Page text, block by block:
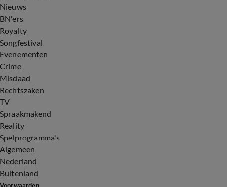
Nieuws
BN'ers
Royalty
Songfestival
Evenementen
Crime
Misdaad
Rechtszaken
TV
Spraakmakend
Reality
Spelprogramma's
Algemeen
Nederland
Buitenland
Voorwaarden